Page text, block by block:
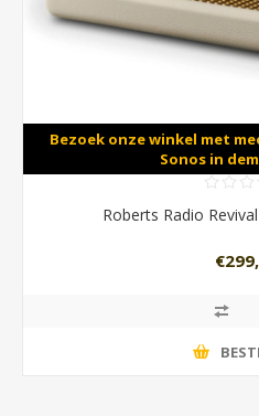
Bezoek onze winkel met
Sonos in
Roberts Radio